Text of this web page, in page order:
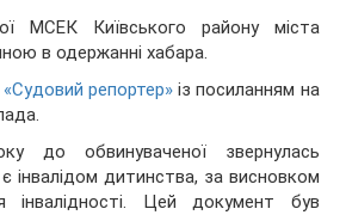
МСЕК Київського району міста
в одержанні хабара.
«Судовий репортер» із посиланням на
до обвинуваченої звернулась
інвалідом дитинства, за висновком
інвалідності. Цей документ був